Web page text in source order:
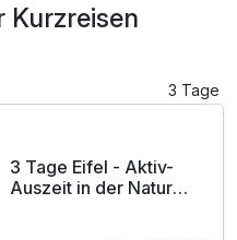
Kurzreisen
3 Tage
3 Tage Eifel - Aktiv-
Auszeit in der Natur